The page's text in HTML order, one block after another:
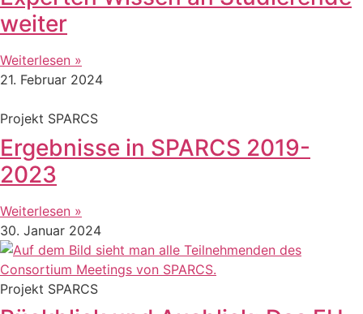
weiter
Weiterlesen »
21. Februar 2024
Projekt SPARCS
Ergebnisse in SPARCS 2019-
2023
Weiterlesen »
30. Januar 2024
Projekt SPARCS